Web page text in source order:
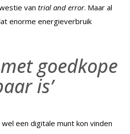
van trial and error. Maar al
enorme energieverbruik
goedkope
is’
een digitale munt kon vinden